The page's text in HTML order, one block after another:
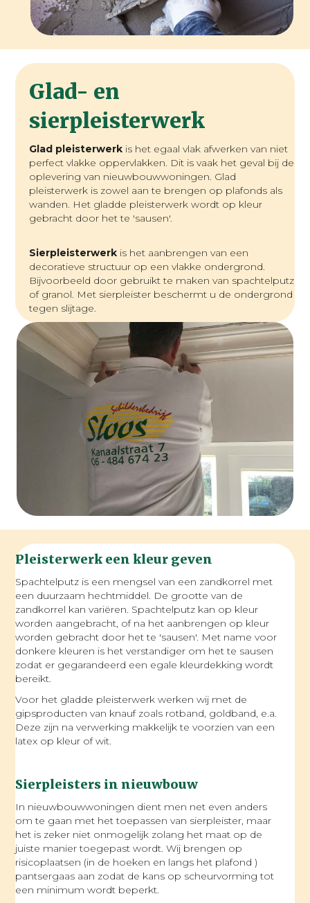
Glad- en
sierpleisterwerk
Glad pleisterwerk is het egaal vlak afwerken van niet
perfect vlakke oppervlakken. Dit is vaak het geval bij de
oplevering van nieuwbouwwoningen. Glad
pleisterwerk is zowel aan te brengen op plafonds als
wanden. Het gladde pleisterwerk wordt op kleur
gebracht door het te 'sausen'.
Sierpleisterwerk is het aanbrengen van een
decoratieve structuur op een vlakke ondergrond.
Bijvoorbeeld door gebruikt te maken van spachtelputz
of granol. Met sierpleister beschermt u de ondergrond
tegen slijtage.
Pleisterwerk een kleur geven
Spachtelputz is een mengsel van een zandkorrel met
een duurzaam hechtmiddel. De grootte van de
zandkorrel kan variëren. Spachtelputz kan op kleur
worden aangebracht, of na het aanbrengen op kleur
worden gebracht door het te 'sausen'. Met name voor
donkere kleuren is het verstandiger om het te sausen
zodat er gegarandeerd een egale kleurdekking wordt
bereikt.
Voor het gladde pleisterwerk werken wij met de
gipsproducten van knauf zoals rotband, goldband, e.a.
Deze zijn na verwerking makkelijk te voorzien van een
latex op kleur of wit.
Sierpleisters in nieuwbouw
In nieuwbouwwoningen dient men net even anders
om te gaan met het toepassen van sierpleister, maar
het is zeker niet onmogelijk zolang het maat op de
juiste manier toegepast wordt. Wij brengen op
risicoplaatsen (in de hoeken en langs het plafond )
pantsergaas aan zodat de kans op scheurvorming tot
een minimum wordt beperkt.